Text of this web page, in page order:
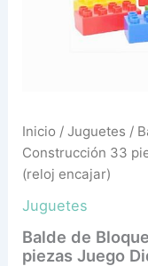
Inicio /Juguetes /
Construcción 33
(reloj encajar)
Juguetes
Balde de
piezas Juego